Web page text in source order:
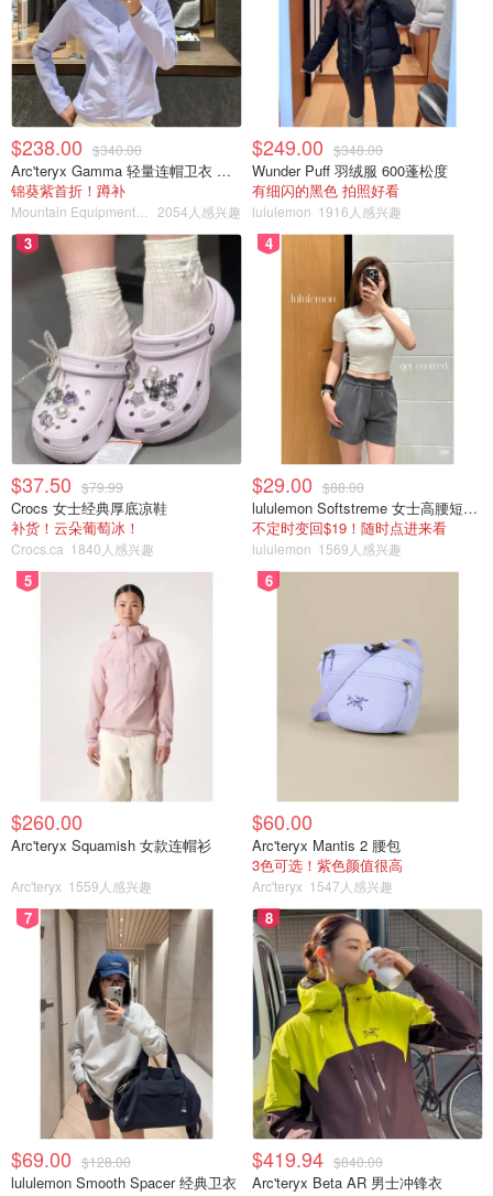
$238.00 $340.00
Arc'teryx Gamma 轻量连帽卫衣 女款
锦葵紫首折！蹲补
2054人感兴趣
$249.00 $348.00
Wunder Puff 羽绒服 600蓬松度
有细闪的黑色 拍照好看
lululemon 1916人感兴趣
3
$37.50 $79.99
Crocs 女士经典厚底凉鞋
补货！云朵葡萄冰！
Crocs.ca 1840人感兴趣
4
$29.00 $88.00
lululemon Softstreme 女士高腰短裤 10cm
不定时变回$19！随时点进来看
lululemon 1569人感兴趣
5
$260.00
Arc'teryx Squamish 女款连帽衫
Arc'teryx 1559人感兴趣
6
$60.00
Arc'teryx Mantis 2 腰包
3色可选！紫色颜值很高
Arc'teryx 1547人感兴趣
7
$69.00 $128.00
lululemon Smooth Spacer 经典卫衣
8
$419.94 $840.00
Arc'teryx Beta AR 男士冲锋衣